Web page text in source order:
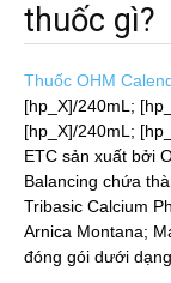
thuốc gì?
Thuốc OHM
[hp_X]/240mL;
[hp_X]/240mL;
ETC sản xuất bởi
Balancing chứa
Tribasic Calcium
Arnica Montana;
đóng gói dưới